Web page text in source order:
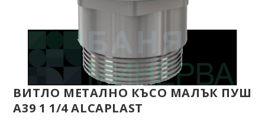
ВИТЛО МЕТАЛНО КЪСО МАЛЪК ПУШ
A39 1 1/4 ALCAPLAST